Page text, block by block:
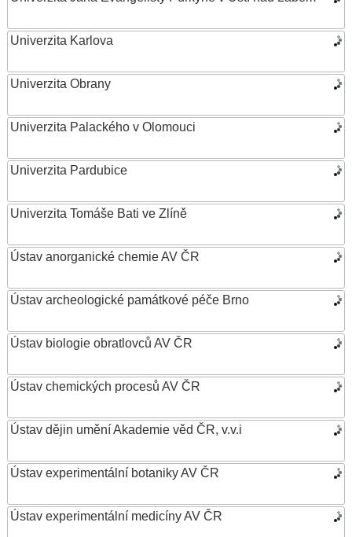
Univerzita Karlova
Univerzita Obrany
Univerzita Palackého v Olomouci
Univerzita Pardubice
Univerzita Tomáše Bati ve Zlíně
Ústav anorganické chemie AV ČR
Ústav archeologické památkové péče Brno
Ústav biologie obratlovců AV ČR
Ústav chemických procesů AV ČR
Ústav dějin umění Akademie věd ČR, v.v.i
Ústav experimentální botaniky AV ČR
Ústav experimentální medicíny AV ČR